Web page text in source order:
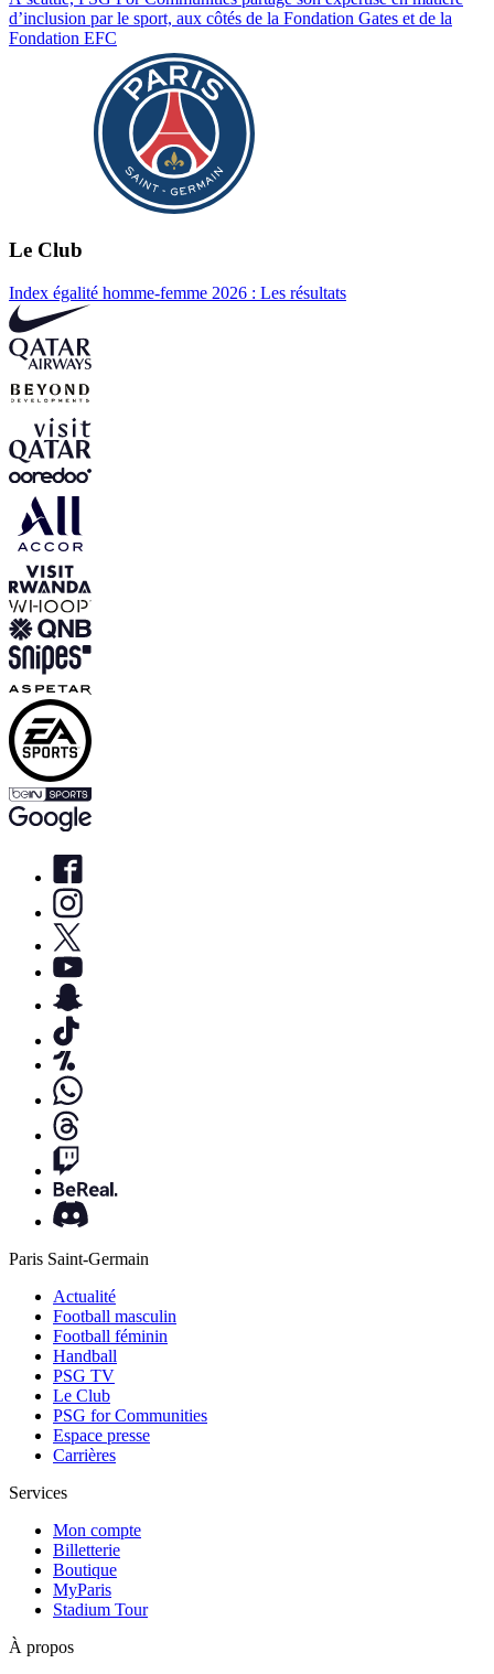
d’inclusion par le sport, aux côtés de la Fondation Gates et de la
Fondation EFC
Le Club
Index égalité homme-femme 2026 : Les résultats
Paris Saint-Germain
Actualité
Football masculin
Football féminin
Handball
PSG TV
Le Club
PSG for Communities
Espace presse
Carrières
Services
Mon compte
Billetterie
Boutique
MyParis
Stadium Tour
À propos